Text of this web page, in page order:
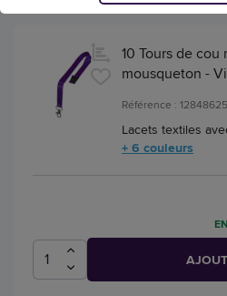
10 Tours de
mousqueton -
Référence : 12848625
Lacets textiles
+ 6 couleurs